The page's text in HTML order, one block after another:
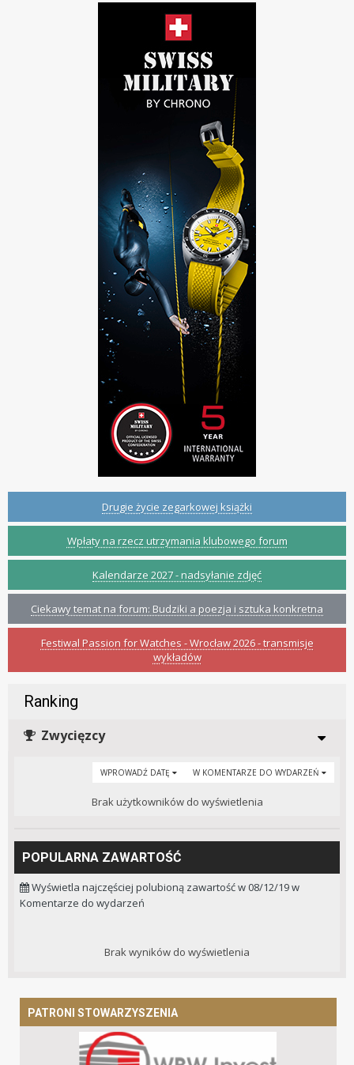
Drugie życie zegarkowej książki
Wpłaty na rzecz utrzymania klubowego forum
Kalendarze 2027 - nadsyłanie zdjęć
Ciekawy temat na forum: Budziki a poezja i sztuka konkretna
Festiwal Passion for Watches - Wrocław 2026 - transmisje
wykładów
Ranking
Zwycięzcy
W KOMENTARZE DO WYDARZEŃ
WPROWADŹ DATĘ
Brak użytkowników do wyświetlenia
POPULARNA ZAWARTOŚĆ
Wyświetla najczęściej polubioną zawartość w 08/12/19 w
Komentarze do wydarzeń
Brak wyników do wyświetlenia
PATRONI STOWARZYSZENIA